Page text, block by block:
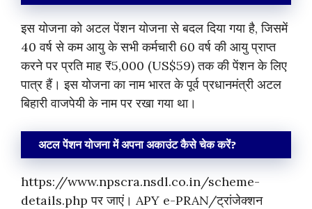
इस योजना को अटल पेंशन योजना से बदल दिया गया है, जिसमें
40 वर्ष से कम आयु के सभी कर्मचारी 60 वर्ष की आयु प्राप्त
करने पर प्रति माह ₹5,000 (US$59) तक की पेंशन के लिए
पात्र हैं। इस योजना का नाम भारत के पूर्व प्रधानमंत्री अटल
बिहारी वाजपेयी के नाम पर रखा गया था।
अटल पेंशन योजना में अपना अकाउंट कैसे चेक करें?
https://www.npscra.nsdl.co.in/scheme-
details.php पर जाएं। APY e-PRAN/ट्रांजेक्शन